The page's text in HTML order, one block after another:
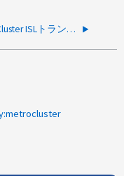
MetroCluster ISLトランクの要件と一般的な問題（Brocade）